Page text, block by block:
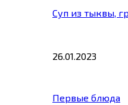
Суп из тыквы,
26.01.2023
Первые блюда